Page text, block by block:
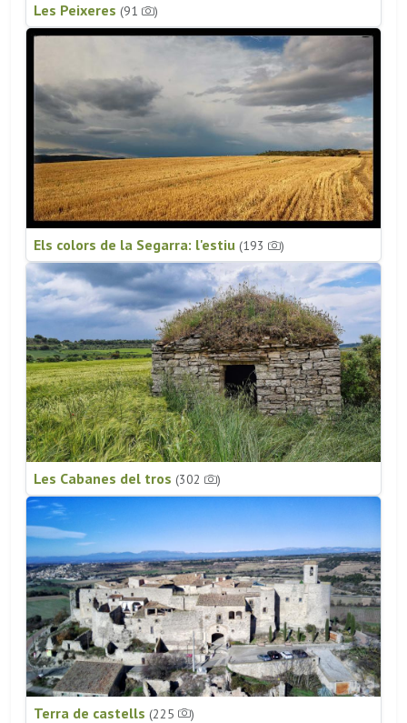
Les Peixeres (91 )
Els colors de la Segarra: l'estiu (193 )
Les Cabanes del tros (302 )
Terra de castells (225 )